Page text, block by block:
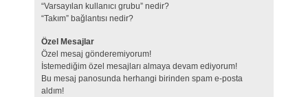
“Varsayılan kullanıcı grubu” nedir?
“Takım” bağlantısı nedir?
Özel Mesajlar
Özel mesaj gönderemiyorum!
İstemediğim özel mesajları almaya devam ediyorum!
Bu mesaj panosunda herhangi birinden spam e-posta
aldım!